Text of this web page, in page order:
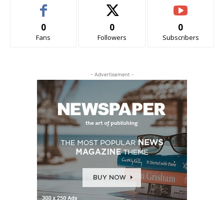
0
Fans
0
Followers
0
Subscribers
- Advertisement -